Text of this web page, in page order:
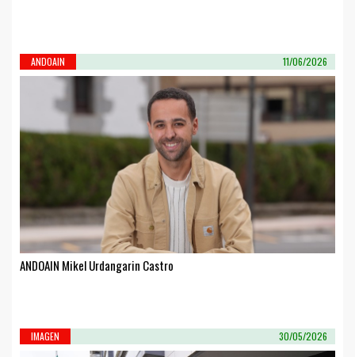
ANDOAIN 11/06/2026
ANDOAIN Mikel Urdangarin Castro
IMAGEN 30/05/2026